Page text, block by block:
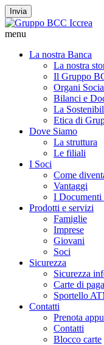
Invia
menu
La nostra Banca
La nostra
Il Gruppo
Organi
Bilanci e
La
Etica di
Dove Siamo
La struttura
Le filiali
I Soci
Come
Vantaggi
I Documenti
Prodotti e servizi
Famiglie
Imprese
Giovani
Soci
Sicurezza
Sicurezza
Carte di
Sportello
Contatti
Prenota
Contatti
Blocco carte